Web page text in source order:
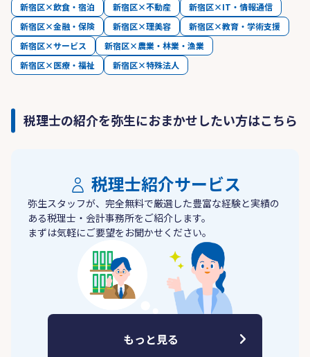
新宿区×飲食・宿泊
新宿区×不動産
新宿区×IT・情報通信
新宿区×金融・保険
新宿区×理美容
新宿区×教育・学術支援
新宿区×サービス
新宿区×農業・林業・漁業
新宿区×医療・福祉
新宿区×特殊法人
税理士の紹介を弥生におまかせしたい方はこちら
税理士紹介サービス
弥生スタッフが、完全無料で厳選した豊富な経験と実績の
ある税理士・会計事務所をご紹介します。
まずは気軽にご要望をお聞かせください。
もっと見る